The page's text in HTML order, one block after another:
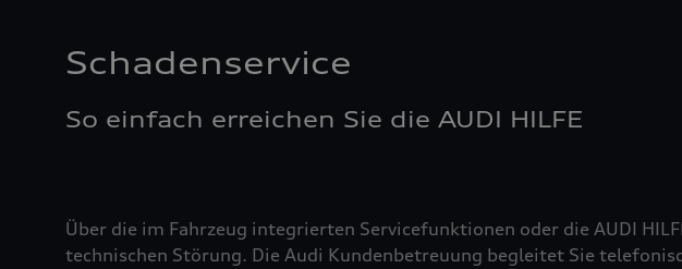
Schadenservice
So einfach erreichen Sie die AUDI HILFE
Über die im Fahrzeug integrierten Servicefunktionen oder die AUDI
technischen Störung. Die Audi Kundenbetreuung begleitet Sie